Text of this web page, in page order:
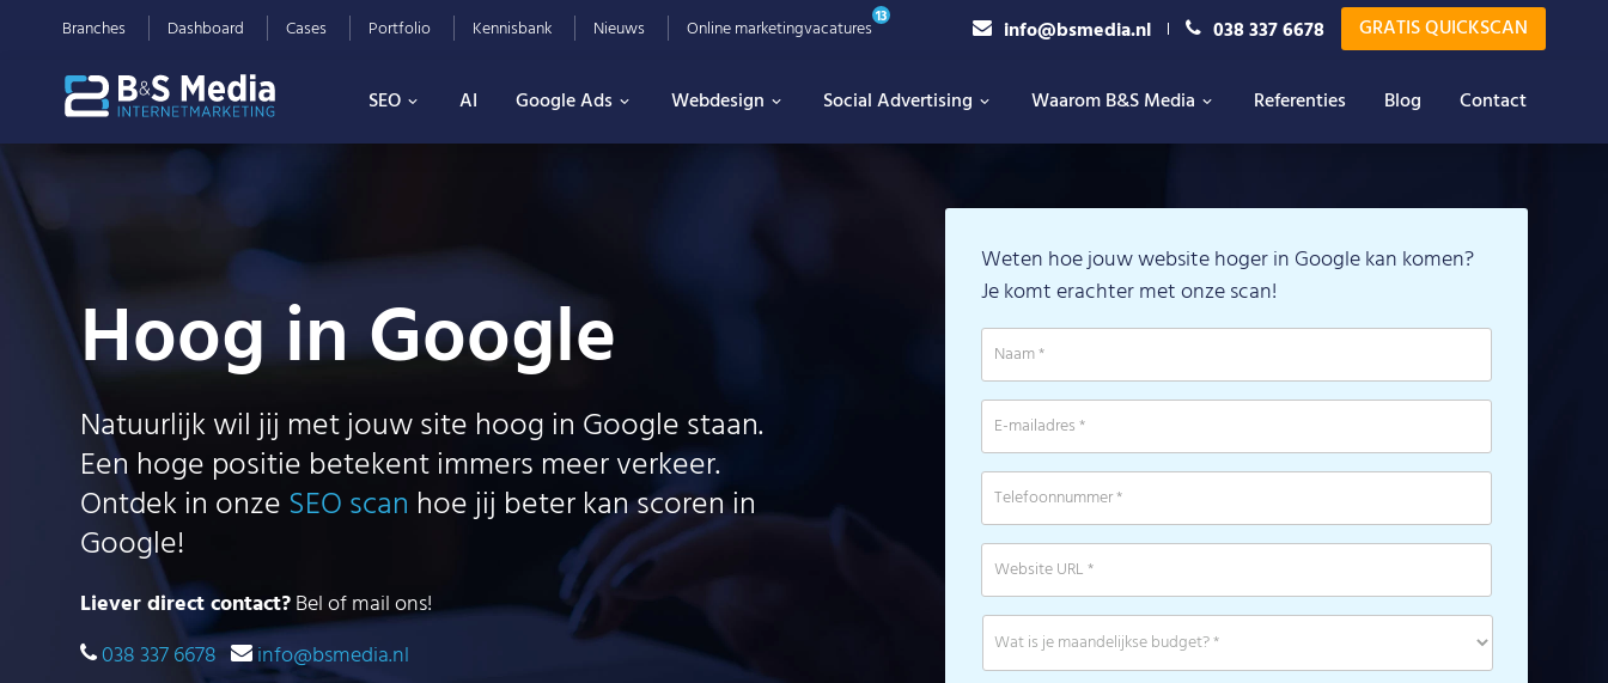
Branches Dashboard Cases Portfolio Kennisbank Nieuws Online marketingvacatures13 info@bsmedia.nl 038 337 6678 GRATIS QUICKSCAN
SEO AI Google Ads Webdesign Social Advertising Waarom B&S Media Referenties Blog Contact
Hoog in Google
Natuurlijk wil jij met jouw site hoog in Google staan.
Een hoge positie betekent immers meer verkeer.
Ontdek in onze SEO scan hoe jij beter kan scoren in
Google!
Liever direct contact?Bel of mail ons!
038 337 6678
info@bsmedia.nl
Weten hoe jouw website hoger in Google kan komen?
Je komt erachter met onze scan!